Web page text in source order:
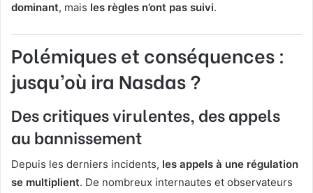
dominant, mais les règles n’ont pas suivi.
Polémiques et conséquences :
jusqu’où ira Nasdas ?
Des critiques virulentes, des appels
au bannissement
Depuis les derniers incidents, les appels à une régulation
se multiplient. De nombreux internautes et observateurs